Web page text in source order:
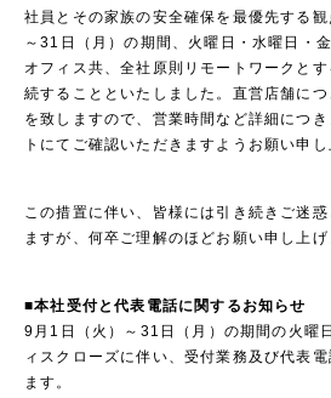
社員とその家族の安全確保を最優先する観
～31日（月）の期間、火曜日・水曜日・
オフィス共、全社原則リモートワークと
続することといたしました。直営店舗に
を致しますので、営業時間など詳細につ
トにてご確認いただきますようお願い申し
この措置に伴い、皆様には引き続きご迷
ますが、何卒ご理解のほどお願い申し上げ
■本社受付と代表電話に関するお知らせ
9月1日（火）～31日（月）の期間の火曜
ィスクローズに伴い、受付業務及び代表
ます。